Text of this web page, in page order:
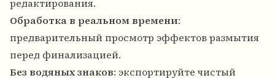
редактирования.
Обработка в реальном времени:
предварительный просмотр эффектов размытия
перед финализацией.
Без водяных знаков: экспортируйте чистый